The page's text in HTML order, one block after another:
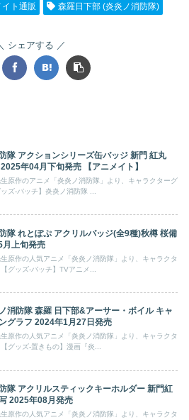
イト通販 森羅日下部 (炎炎ノ消防隊)
シェアする
隊 アクションシリーズ缶バッジ 新門 紅丸
2025年04月下旬発売 【アニメイト】
原作のアニメ「炎炎ノ消防隊」より、キャラクターグ
ズ-バッチ】炎炎ノ消防隊 ...
隊 れとぽぷ アクリルバッジ(全9種)秋樽 桜備
月上旬発売
原作の人気アニメ「炎炎ノ消防隊」より、キャラクタ
グッズ-バッチ】TVアニメ...
消防隊 森羅 日下部&アーサー・ボイル キャ
グラフ 2024年1月27日発売
原作の人気アニメ「炎炎ノ消防隊」より、キャラクタ
グッズ-置きもの】漫画『炎...
隊 アクリルスティックキーホルダー 新門紅
2025年08月発売
原作の人気アニメ「炎炎ノ消防隊」より、キャラクタ